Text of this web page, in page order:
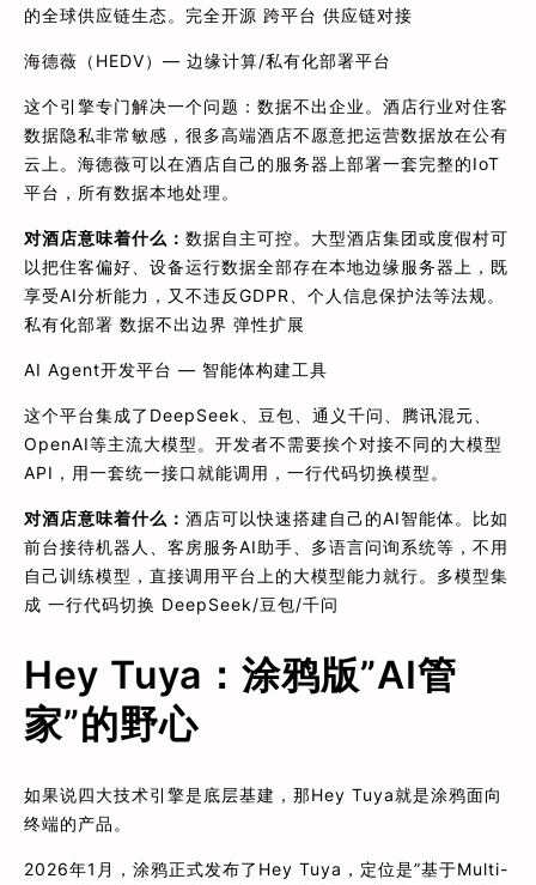
的全球供应链生态。完全开源 跨平台 供应链对接
海德薇（HEDV）— 边缘计算/私有化部署平台
这个引擎专门解决一个问题：数据不出企业。酒店行业对住客
数据隐私非常敏感，很多高端酒店不愿意把运营数据放在公有
云上。海德薇可以在酒店自己的服务器上部署一套完整的IoT
平台，所有数据本地处理。
对酒店意味着什么： 数据自主可控。大型酒店集团或度假村可
以把住客偏好、设备运行数据全部存在本地边缘服务器上，既
享受AI分析能力，又不违反GDPR、个人信息保护法等法规。
私有化部署 数据不出边界 弹性扩展
AI Agent开发平台 — 智能体构建工具
这个平台集成了DeepSeek、豆包、通义千问、腾讯混元、
OpenAI等主流大模型。开发者不需要挨个对接不同的大模型
API，用一套统一接口就能调用，一行代码切换模型。
对酒店意味着什么： 酒店可以快速搭建自己的AI智能体。比如
前台接待机器人、客房服务AI助手、多语言问询系统等，不用
自己训练模型，直接调用平台上的大模型能力就行。多模型集
成 一行代码切换 DeepSeek/豆包/千问
Hey Tuya：涂鸦版”AI管
家”的野心
如果说四大技术引擎是底层基建，那Hey Tuya就是涂鸦面向
终端的产品。
2026年1月，涂鸦正式发布了Hey Tuya，定位是”基于Multi-